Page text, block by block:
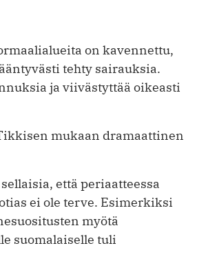
on kavennettu,
tehty sairauksia.
ja viivästyttää oikeasti
mukaan dramaattinen
että periaatteessa
ei ole terve. Esimerkiksi
myötä
suomalaiselle tuli